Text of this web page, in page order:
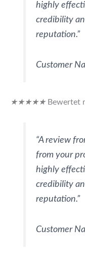
highly
credibility
reputation.”
Customer
★★★★★ Bewertet
“A review
from your
highly
credibility
reputation.”
Customer